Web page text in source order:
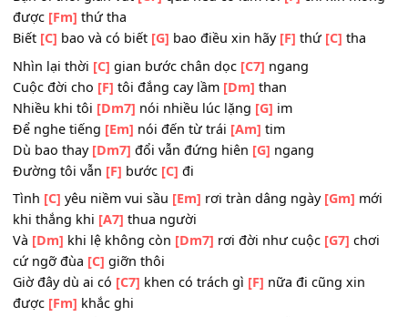
Rồi bao hào quang chói
cũng từng[Fm] bước qua
Biết
[C] bao và có biết[G]bao đời tôi đã
Giờ[C]đây nhìn tháng ngày[Em]qua đời lững lờ
đôi lúc tôi[A7]sai lầm
Dù[Dm]cho dù tôi chỉ[Dm7]mong được mang niềm
vui đến với cùng [C]thế nhân
Bạn ơi thời gian vút[C7] qua nếu có lầm lỗi
được[Fm]thứ tha
Biết[C]bao và có biết[G]bao điều xin hãy
Nhìn lại thời[C]gian bước chân dọc
Cuộc đời cho[F]tôi đắng cay lầm [Dm]than
Nhiều khi tôi[Dm7]